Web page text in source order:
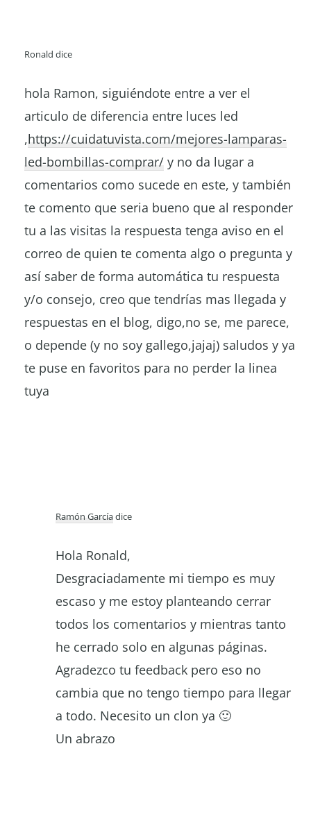
Ronald dice
hola Ramon, siguiéndote entre a ver el
articulo de diferencia entre luces led
,https://cuidatuvista.com/mejores-lamparas-
led-bombillas-comprar/ y no da lugar a
comentarios como sucede en este, y también
te comento que seria bueno que al responder
tu a las visitas la respuesta tenga aviso en el
correo de quien te comenta algo o pregunta y
así saber de forma automática tu respuesta
y/o consejo, creo que tendrías mas llegada y
respuestas en el blog, digo,no se, me parece,
o depende (y no soy gallego,jajaj) saludos y ya
te puse en favoritos para no perder la linea
tuya
Ramón Garcíadice
Hola Ronald,
Desgraciadamente mi tiempo es muy
escaso y me estoy planteando cerrar
todos los comentarios y mientras tanto
he cerrado solo en algunas páginas.
Agradezco tu feedback pero eso no
cambia que no tengo tiempo para llegar
a todo. Necesito un clon ya 🙂
Un abrazo